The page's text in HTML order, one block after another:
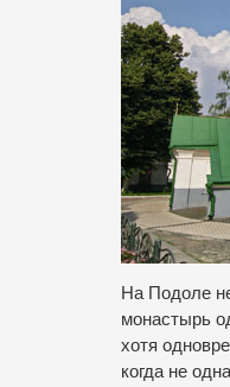
На Подоле
монастырь
хотя
когда не